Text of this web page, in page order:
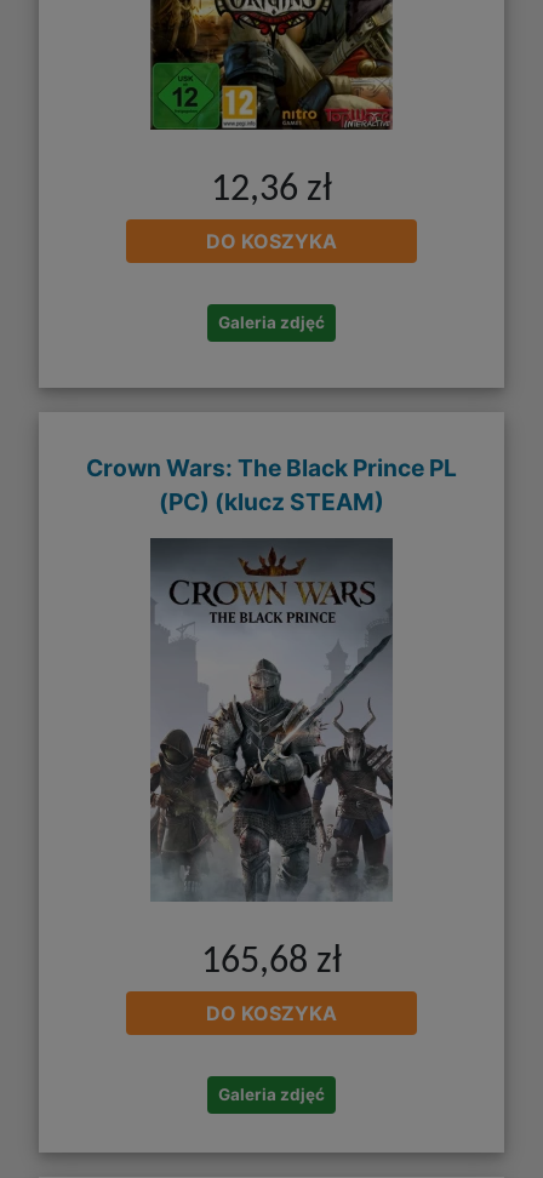
12,36 zł
DO KOSZYKA
Galeria zdjęć
Crown Wars: The Black Prince PL
(PC) (klucz STEAM)
165,68 zł
DO KOSZYKA
Galeria zdjęć